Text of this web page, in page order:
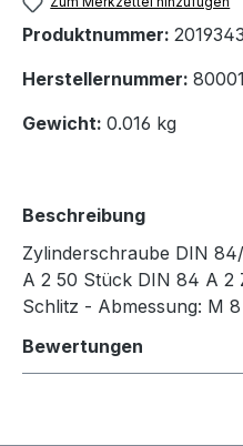
Produktnummer:
Herstellernummer:
Gewicht: 0.016 kg
Beschreibung
Zylinderschraube DIN
A 2 50 Stück DIN 84 A 2
Schlitz - Abmessung: M
Bewertungen